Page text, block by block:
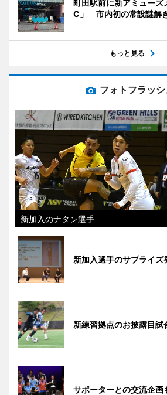
町田駅前に新アミューズ
C」 市内初の常設謎解
もっと見る
フォトフラッシ
新加入のナタン選手
新加入選手のサプライズ
新練習拠点のお披露目試
サポーターとの交流企画